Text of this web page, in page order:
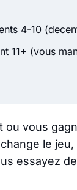
4-10
11+ (vous
ou vous
le
essayez